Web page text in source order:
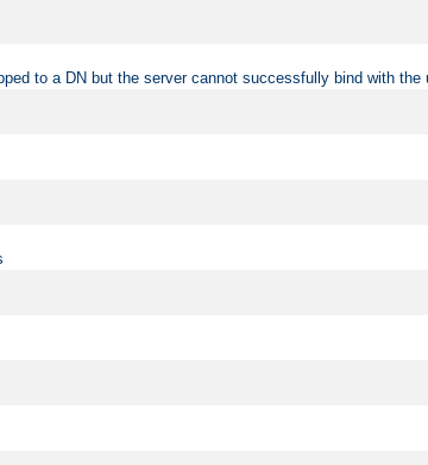
to a DN but the server cannot successfully bind with the